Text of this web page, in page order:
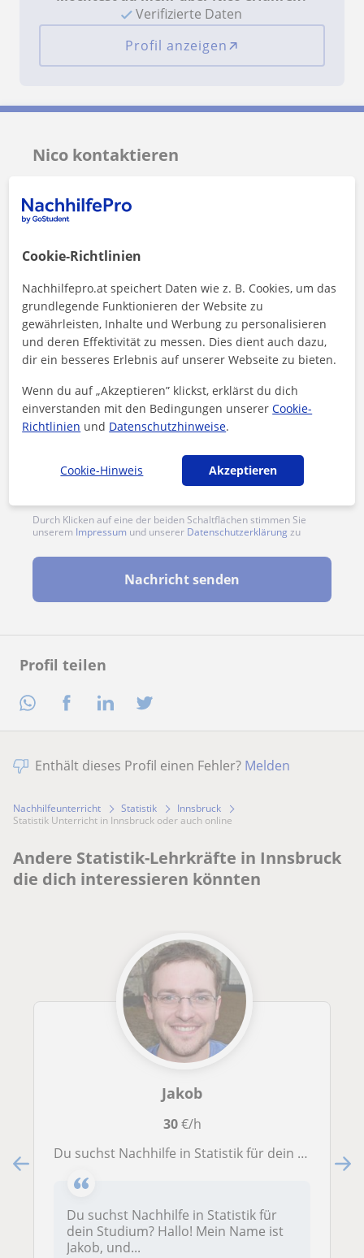
Profil teilen
Verifizierte Daten
Profil anzeigen
Nico kontaktieren
Preis pro Stunde
Durch Klicken auf eine der beiden Schaltflächen stimmen Sie
unserem Impressum und unserer Datenschutzerklärung zu
Nachricht senden
Enthält dieses Profil einen Fehler? Melden
Nachhilfeunterricht Statistik
Innsbruck
Statistik Unterricht in Innsbruck oder auch online
Andere Statistik-Lehrkräfte in Innsbruck
die dich interessieren könnten
Jakob
30€/h
Du suchst Nachhilfe in Statistik für dein Studium?
Du suchst Nachhilfe in Statistik für
dein Studium? Hallo! Mein Name ist
Jakob, und...
Cookie-Richtlinien
Nachhilfepro.at speichert Daten wie z. B. Cookies, um das
grundlegende Funktionieren der Website zu
gewährleisten, Inhalte und Werbung zu personalisieren
und deren Effektivität zu messen. Dies dient auch dazu,
dir ein besseres Erlebnis auf unserer Webseite zu bieten.
Wenn du auf „Akzeptieren” klickst, erklärst du dich
einverstanden mit den Bedingungen unsererCookie-
Richtlinien und Datenschutzhinweise.
Cookie-Hinweis Akzeptieren